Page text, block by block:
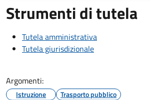
Strumenti di tutela
Tutela amministrativa
Tutela giurisdizionale
Argomenti:
Istruzione Trasporto pubblico